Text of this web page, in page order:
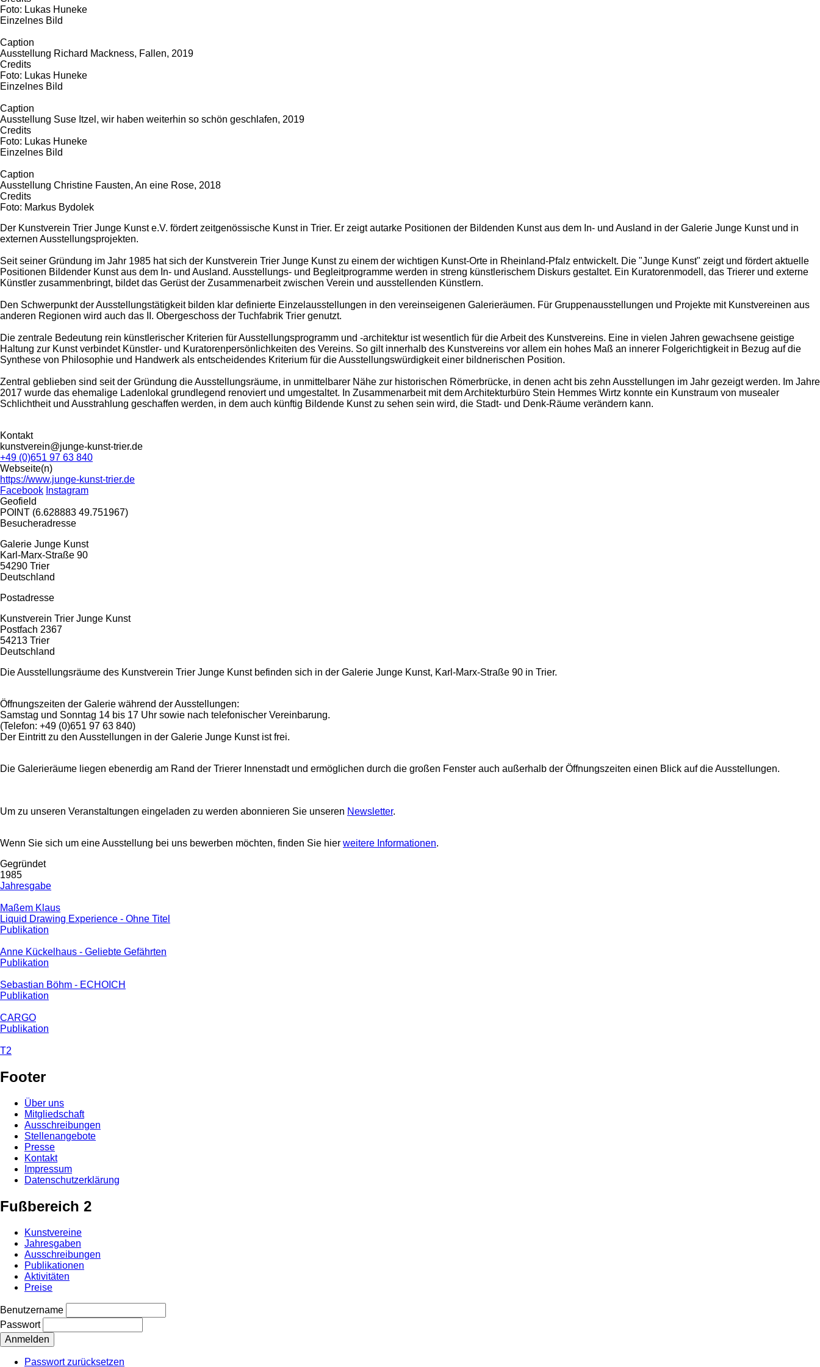
Foto: Lukas Huneke
Einzelnes Bild
Caption
Ausstellung Richard Mackness, Fallen, 2019
Credits
Foto: Lukas Huneke
Einzelnes Bild
Caption
Ausstellung Suse Itzel, wir haben weiterhin so schön geschlafen, 2019
Credits
Foto: Lukas Huneke
Einzelnes Bild
Caption
Ausstellung Christine Fausten, An eine Rose, 2018
Credits
Foto: Markus Bydolek
Der Kunstverein Trier Junge Kunst e.V. fördert zeitgenössische Kunst in Trier. Er zeigt autarke Positionen der Bildenden Kunst aus dem In- und Ausland in der Galerie Junge Kunst und in
externen Ausstellungsprojekten.
Seit seiner Gründung im Jahr 1985 hat sich der Kunstverein Trier Junge Kunst zu einem der wichtigen Kunst-Orte in Rheinland-Pfalz entwickelt. Die "Junge Kunst" zeigt und fördert aktuelle
Positionen Bildender Kunst aus dem In- und Ausland. Ausstellungs- und Begleitprogramme werden in streng künstlerischem Diskurs gestaltet. Ein Kuratorenmodell, das Trierer und externe
Künstler zusammenbringt, bildet das Gerüst der Zusammenarbeit zwischen Verein und ausstellenden Künstlern.
Den Schwerpunkt der Ausstellungstätigkeit bilden klar definierte Einzelausstellungen in den vereinseigenen Galerieräumen. Für Gruppenausstellungen und Projekte mit Kunstvereinen aus
anderen Regionen wird auch das II. Obergeschoss der Tuchfabrik Trier genutzt.
Die zentrale Bedeutung rein künstlerischer Kriterien für Ausstellungsprogramm und -architektur ist wesentlich für die Arbeit des Kunstvereins. Eine in vielen Jahren gewachsene geistige
Haltung zur Kunst verbindet Künstler- und Kuratorenpersönlichkeiten des Vereins. So gilt innerhalb des Kunstvereins vor allem ein hohes Maß an innerer Folgerichtigkeit in Bezug auf die
Synthese von Philosophie und Handwerk als entscheidendes Kriterium für die Ausstellungswürdigkeit einer bildnerischen Position.
Zentral geblieben sind seit der Gründung die Ausstellungsräume, in unmittelbarer Nähe zur historischen Römerbrücke, in denen acht bis zehn Ausstellungen im Jahr gezeigt werden. Im Jahre
2017 wurde das ehemalige Ladenlokal grundlegend renoviert und umgestaltet. In Zusammenarbeit mit dem Architekturbüro Stein Hemmes Wirtz konnte ein Kunstraum von musealer
Schlichtheit und Ausstrahlung geschaffen werden, in dem auch künftig Bildende Kunst zu sehen sein wird, die Stadt- und Denk-Räume verändern kann.
Kontakt
kunstverein@junge-kunst-trier.de
+49 (0)651 97 63 840
Webseite(n)
https://www.junge-kunst-trier.de
Facebook Instagram
Geofield
POINT (6.628883 49.751967)
Besucheradresse
Galerie Junge Kunst
Karl-Marx-Straße 90
54290 Trier
Deutschland
Postadresse
Kunstverein Trier Junge Kunst
Postfach 2367
54213 Trier
Deutschland
Die Ausstellungsräume des Kunstverein Trier Junge Kunst befinden sich in der Galerie Junge Kunst, Karl-Marx-Straße 90 in Trier.
Öffnungszeiten der Galerie während der Ausstellungen:
Samstag und Sonntag 14 bis 17 Uhr sowie nach telefonischer Vereinbarung.
(Telefon: +49 (0)651 97 63 840)
Der Eintritt zu den Ausstellungen in der Galerie Junge Kunst ist frei.
Die Galerieräume liegen ebenerdig am Rand der Trierer Innenstadt und ermöglichen durch die großen Fenster auch außerhalb der Öffnungszeiten einen Blick auf die Ausstellungen.
Um zu unseren Veranstaltungen eingeladen zu werden abonnieren Sie unseren Newsletter.
Wenn Sie sich um eine Ausstellung bei uns bewerben möchten, finden Sie hier weitere Informationen.
Gegründet
1985
Jahresgabe
Maßem Klaus
Liquid Drawing Experience - Ohne Titel
Publikation
Anne Kückelhaus - Geliebte Gefährten
Publikation
Sebastian Böhm - ECHOICH
Publikation
CARGO
Publikation
T2
Footer
Über uns
Mitgliedschaft
Ausschreibungen
Stellenangebote
Presse
Kontakt
Impressum
Datenschutzerklärung
Fußbereich 2
Kunstvereine
Jahresgaben
Ausschreibungen
Publikationen
Aktivitäten
Preise
Benutzername
Passwort
Passwort zurücksetzen